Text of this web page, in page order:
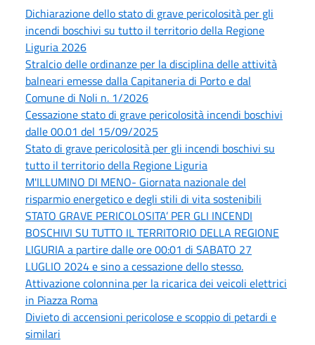
Dichiarazione dello stato di grave pericolosità per gli
incendi boschivi su tutto il territorio della Regione
Liguria 2026
Stralcio delle ordinanze per la disciplina delle attività
balneari emesse dalla Capitaneria di Porto e dal
Comune di Noli n. 1/2026
Cessazione stato di grave pericolosità incendi boschivi
dalle 00.01 del 15/09/2025
Stato di grave pericolosità per gli incendi boschivi su
tutto il territorio della Regione Liguria
M'ILLUMINO DI MENO- Giornata nazionale del
risparmio energetico e degli stili di vita sostenibili
STATO GRAVE PERICOLOSITA’ PER GLI INCENDI
BOSCHIVI SU TUTTO IL TERRITORIO DELLA REGIONE
LIGURIA a partire dalle ore 00:01 di SABATO 27
LUGLIO 2024 e sino a cessazione dello stesso.
Attivazione colonnina per la ricarica dei veicoli elettrici
in Piazza Roma
Divieto di accensioni pericolose e scoppio di petardi e
similari